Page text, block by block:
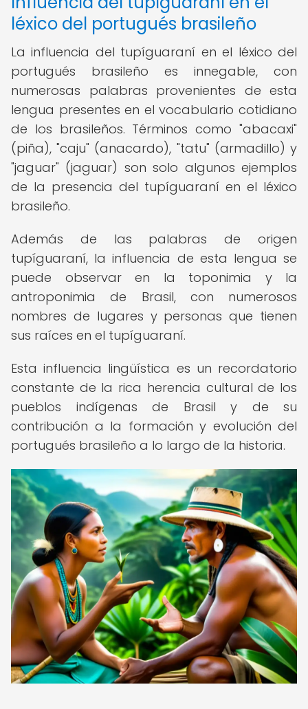
léxico del portugués brasileño
La influencia del tupíguaraní en el léxico del
portugués brasileño es innegable, con
numerosas palabras provenientes de esta
lengua presentes en el vocabulario cotidiano
de los brasileños. Términos como "abacaxi"
(piña), "caju" (anacardo), "tatu" (armadillo) y
"jaguar" (jaguar) son solo algunos ejemplos
de la presencia del tupíguaraní en el léxico
brasileño.
Además de las palabras de origen
tupíguaraní, la influencia de esta lengua se
puede observar en la toponimia y la
antroponimia de Brasil, con numerosos
nombres de lugares y personas que tienen
sus raíces en el tupíguaraní.
Esta influencia lingüística es un recordatorio
constante de la rica herencia cultural de los
pueblos indígenas de Brasil y de su
contribución a la formación y evolución del
portugués brasileño a lo largo de la historia.